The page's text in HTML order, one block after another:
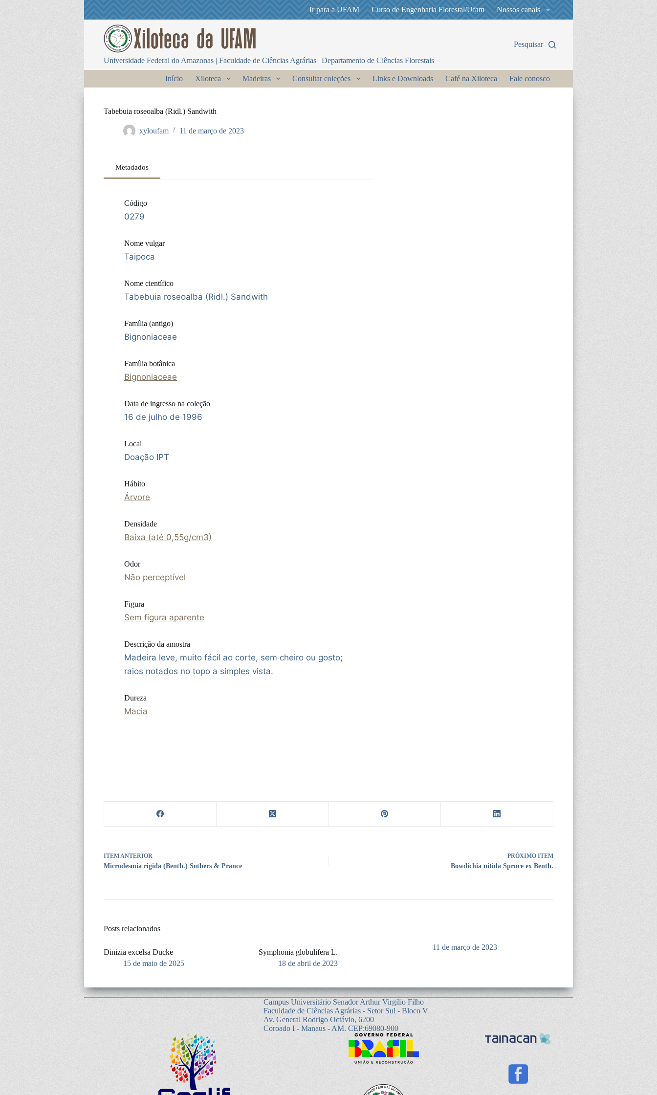
Ir para a UFAM Curso de Engenharia Florestal/Ufam Nossos canais
Universidade Federal do Amazonas | Faculdade de Ciências Agrárias | Departamento de Ciências Florestais
Pesquisar
Início Xiloteca Madeiras Consultar coleções Links e Downloads Café na Xiloteca Fale conosco
Tabebuia roseoalba (Ridl.) Sandwith
xyloufam 11 de março de 2023
Metadados
Código
0279
Nome vulgar
Taipoca
Nome científico
Tabebuia roseoalba (Ridl.) Sandwith
Família (antigo)
Bignoniaceae
Família botânica
Bignoniaceae
Data de ingresso na coleção
16 de julho de 1996
Local
Doação IPT
Hábito
Árvore
Densidade
Baixa (até 0,55g/cm3)
Odor
Não perceptível
Figura
Sem figura aparente
Descrição da amostra
Madeira leve, muito fácil ao corte, sem cheiro ou gosto;
raios notados no topo a simples vista.
Dureza
Macia
ITEM ANTERIOR
Microdesmia rigida (Benth.) Sothers & Prance
PRÓXIMO ITEM
Bowdichia nitida Spruce ex Benth.
Posts relacionados
Dinizia excelsa Ducke
15 de maio de 2025
Symphonia globulifera L.
18 de abril de 2023
11 de março de 2023
Campus Universitário Senador Arthur Virgílio Filho
Faculdade de Ciências Agrárias - Setor Sul - Bloco V
Av. General Rodrigo Octávio, 6200
Coroado I - Manaus - AM. CEP:69080-900